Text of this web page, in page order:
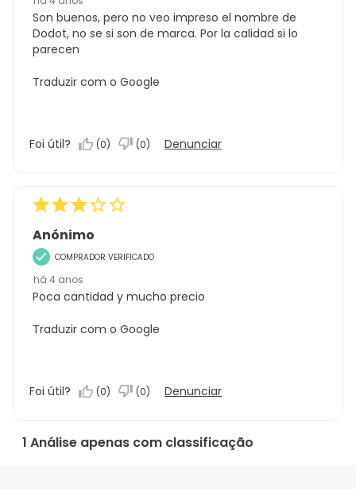
Son buenos, pero no veo impreso el nombre de
Dodot, no se si son de marca. Por la calidad si lo
parecen
Traduzir com o Google
Foi útil? (0) (0) Denunciar
Anónimo
COMPRADOR VERIFICADO
há 4 anos
Poca cantidad y mucho precio
Traduzir com o Google
Foi útil? (0) (0) Denunciar
1 Análise apenas com classificação